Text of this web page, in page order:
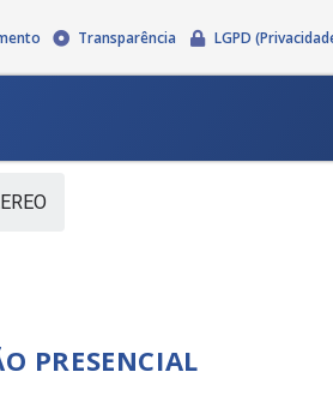
Transparência LGPD
PRESENCIAL